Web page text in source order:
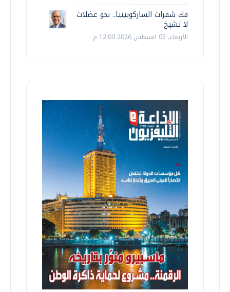
فك شفرات الساركوبينيا.. نحو عضلات
لا تشيخ
الأربعاء، 05 اغسطس 2026 12:00 م